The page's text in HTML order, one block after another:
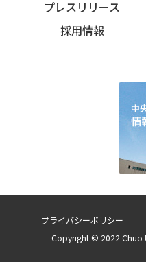
プレスリリース
採用情報
プライバシーポリシー
Copyright © 2022 Chuo